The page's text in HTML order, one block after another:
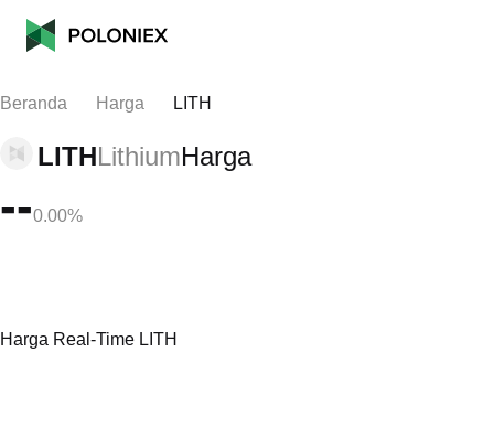
Beranda Harga LITH
LITHLithiumHarga
--0.00%
Harga Real-Time LITH